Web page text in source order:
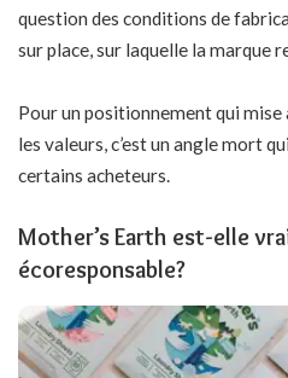
question des conditions de
sur place, sur laquelle la marque
Pour un positionnement qui
les valeurs, c’est un angle mort
certains acheteurs.
Mother’s Earth est-elle
écoresponsable?